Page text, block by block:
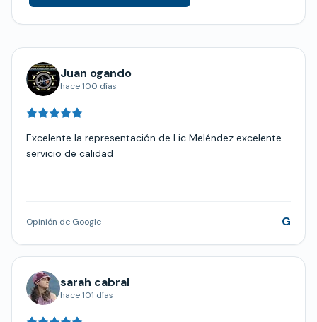
Juan ogando
hace 100 días
Excelente la representación de Lic Meléndez excelente
servicio de calidad
Opinión de Google G
sarah cabral
hace 101 días